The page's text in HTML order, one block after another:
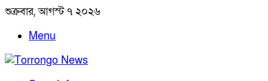
শুক্রবার, আগস্ট ৭ ২০২৬
Menu